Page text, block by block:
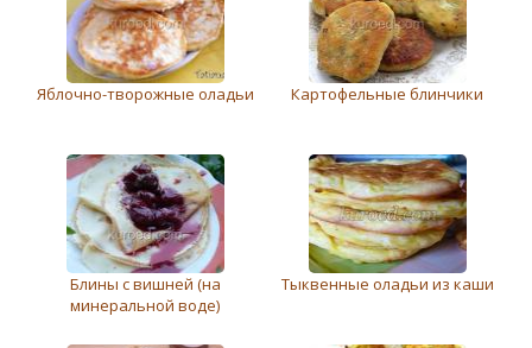
Яблочно-творожные оладьи Картофельные блинчики
Блины с вишней (на
минеральной воде)
Тыквенные оладьи из каши